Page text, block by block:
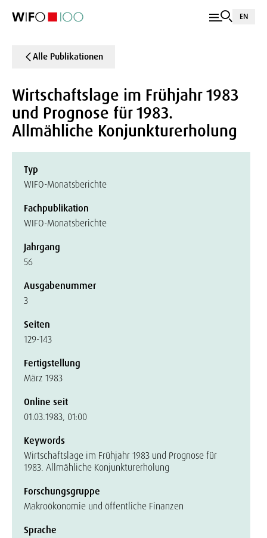
EN
Alle Publikationen
Wirtschaftslage im Frühjahr 1983
und Prognose für 1983.
Allmähliche Konjunkturerholung
Typ
WIFO-Monatsberichte
Fachpublikation
WIFO-Monatsberichte
Jahrgang
56
Ausgabenummer
3
Seiten
129-143
Fertigstellung
März 1983
Online seit
01.03.1983, 01:00
Keywords
Wirtschaftslage im Frühjahr 1983 und Prognose für
1983. Allmähliche Konjunkturerholung
Forschungsgruppe
Makroökonomie und öffentliche Finanzen
Sprache